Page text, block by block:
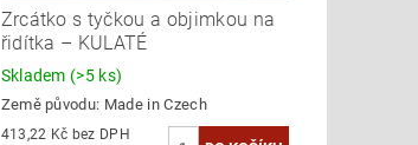
Zrcátko s tyčkou a objimkou na
řidítka – KULATÉ
Skladem (>5 ks)
Země původu: Made in Czech
413,22 Kč bez DPH